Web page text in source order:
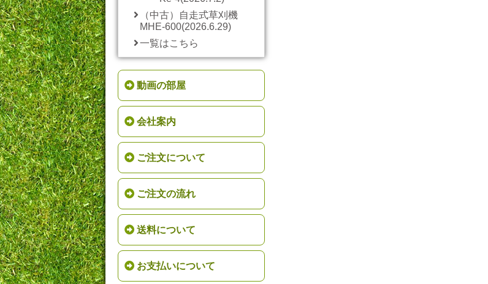
（中古）自走式草刈機
MHE-600(2026.6.29)
一覧はこちら
動画の部屋
会社案内
ご注文について
ご注文の流れ
送料について
お支払いについて